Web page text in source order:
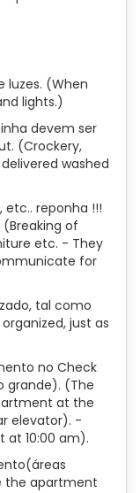
luzes. (When
lights.)
devem ser
(Crockery,
washed
etc.. reponha !!!
of
etc. - They
for
tal como
just as
no Check
grande). (The
at the
elevator). -
at 10:00 am).
the apartment